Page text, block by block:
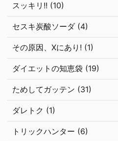
スッキリ!! (10)
セスキ炭酸ソーダ (4)
その原因、Xにあり! (1)
ダイエットの知恵袋 (19)
ためしてガッテン (31)
ダレトク (1)
トリックハンター (6)